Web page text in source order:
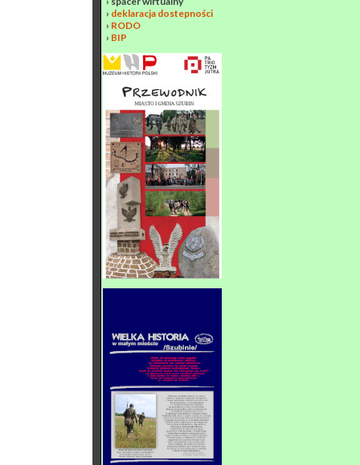
› deklaracja dostepności
› RODO
› BIP